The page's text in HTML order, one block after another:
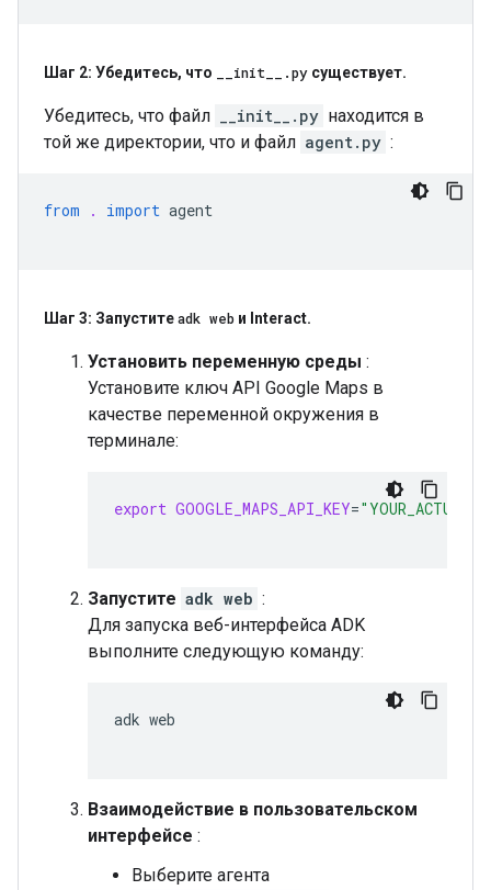
Шаг 2: Убедитесь, что init .py существует.
Убедитесь, что файл __init__.py находится в
той же директории, что и файл agent.py :
from . import agent
Шаг 3: Запуститеadk web и Interact.
Установить переменную среды :
Установите ключ API Google Maps в
качестве переменной окружения в
терминале:
export GOOGLE_MAPS_API_KEY=
Запустите adk web :
Для запуска веб-интерфейса ADK
выполните следующую команду:
adk
Взаимодействие в пользовательском
интерфейсе :
Выберите агента